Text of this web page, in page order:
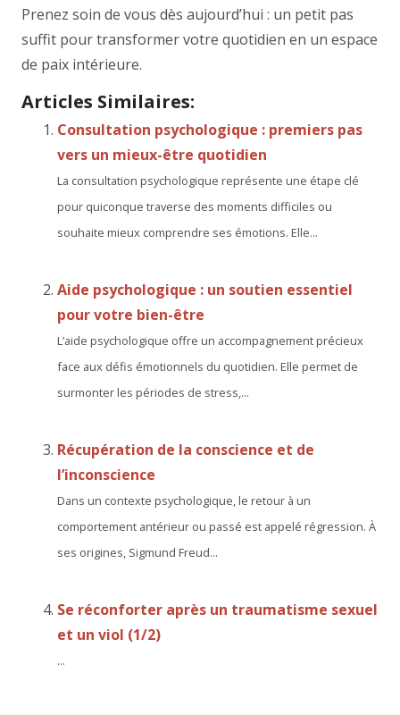
Prenez soin de vous dès aujourd’hui : un petit pas
suffit pour transformer votre quotidien en un espace
de paix intérieure.
Articles Similaires:
Consultation psychologique : premiers pas
vers un mieux-être quotidien
La consultation psychologique représente une étape clé
pour quiconque traverse des moments difficiles ou
souhaite mieux comprendre ses émotions. Elle...
Aide psychologique : un soutien essentiel
pour votre bien-être
L’aide psychologique offre un accompagnement précieux
face aux défis émotionnels du quotidien. Elle permet de
surmonter les périodes de stress,...
Récupération de la conscience et de
l’inconscience
Dans un contexte psychologique, le retour à un
comportement antérieur ou passé est appelé régression. À
ses origines, Sigmund Freud...
Se réconforter après un traumatisme sexuel
et un viol (1/2)
...